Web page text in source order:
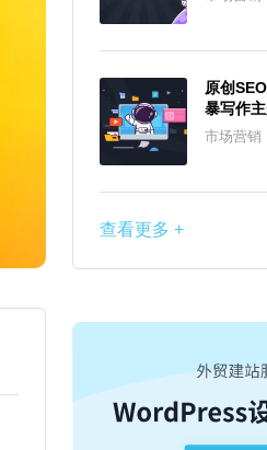
原创
暴写作
市场营销
查看更多 +